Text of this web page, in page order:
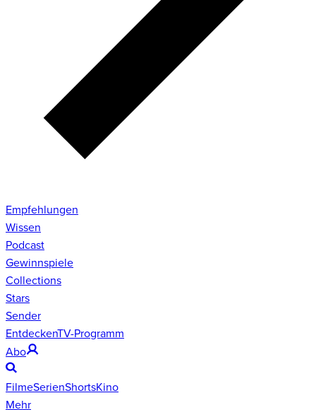
Empfehlungen
Wissen
Podcast
Gewinnspiele
Collections
Stars
Sender
EntdeckenTV-Programm
Abo
FilmeSerienShortsKino
Mehr